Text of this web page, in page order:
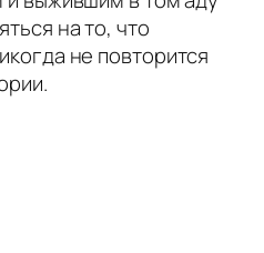
на то, что
не повторится